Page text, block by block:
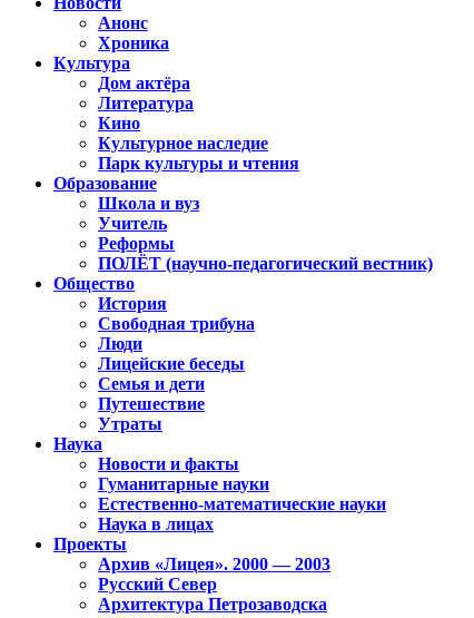
Анонс
Хроника
Культура
Дом актёра
Литература
Кино
Культурное наследие
Парк культуры и чтения
Образование
Школа и вуз
Учитель
Реформы
ПОЛЁТ (научно-педагогический вестник)
Общество
История
Свободная трибуна
Люди
Лицейские беседы
Семья и дети
Путешествие
Утраты
Наука
Новости и факты
Гуманитарные науки
Естественно-математические науки
Наука в лицах
Проекты
Архив «Лицея». 2000 — 2003
Русский Север
Архитектура Петрозаводска